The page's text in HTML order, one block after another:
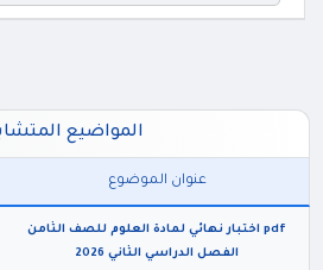
المواضيع
عنوان الموضوع
pdf اختبار نهائي لمادة العلوم للصف الثامن
الفصل الدراسي الثاني 2026